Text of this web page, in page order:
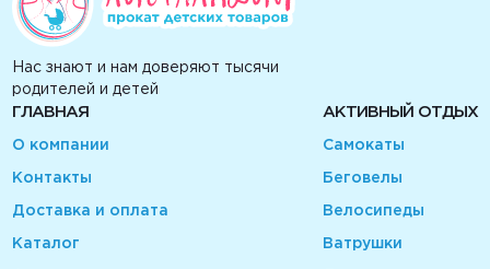
Нас знают и нам доверяют тысячи
родителей и детей
ГЛАВНАЯ
О компании
Контакты
Доставка и оплата
Каталог
АКТИВНЫЙ ОТДЫХ
Самокаты
Беговелы
Велосипеды
Ватрушки